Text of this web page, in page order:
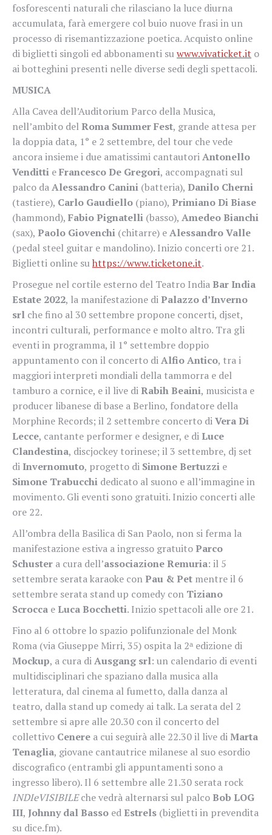
fosforescenti naturali che rilasciano la luce diurna
accumulata, farà emergere col buio nuove frasi in un
processo di risemantizzazione poetica. Acquisto online
di biglietti singoli ed abbonamenti suwww.vivaticket.it o
ai botteghini presenti nelle diverse sedi degli spettacoli.
MUSICA
Alla Cavea dell’Auditorium Parco della Musica,
nell’ambito delRoma Summer Fest, grande attesa per
la doppia data, 1° e 2 settembre, del tour che vede
ancora insieme i due amatissimi cantautoriAntonello
Venditti eFrancescoDe Gregori, accompagnati sul
palco daAlessandro Canini (batteria), Danilo Cherni
(tastiere), Carlo Gaudiello (piano), Primiano Di Biase
(hammond), Fabio Pignatelli (basso), Amedeo Bianchi
(sax), Paolo Giovenchi (chitarre) eAlessandro Valle
(pedal steel guitar e mandolino). Inizio concerti ore 21.
Biglietti online suhttps://www.ticketone.it.
Prosegue nel cortile esterno del Teatro IndiaBar India
Estate 2022, la manifestazione diPalazzo d’Inverno
srl che fino al 30 settembre propone concerti, djset,
incontri culturali, performance e molto altro. Tra gli
eventi in programma, il 1° settembre doppio
appuntamento con il concerto diAlfio Antico, tra i
maggiori interpreti mondiali della tammorra e del
tamburo a cornice, e il live diRabih Beaini, musicista e
producer libanese di base a Berlino, fondatore della
Morphine Records; il 2 settembre concerto diVera Di
Lecce, cantante performer e designer, e diLuce
Clandestina, discjockey torinese; il 3 settembre, dj set
di Invernomuto, progetto di Simone Bertuzzi e
Simone Trabucchi dedicato al suono e all’immagine in
movimento. Gli eventi sono gratuiti. Inizio concerti alle
ore 22.
All’ombra della Basilica di San Paolo, non si ferma la
manifestazione estiva a ingresso gratuitoParco
Schuster a cura dell’associazione Remuria: il 5
settembre serata karaoke conPau & Pet mentre il 6
settembre serata stand up comedy con Tiziano
Scrocca eLuca Bocchetti. Inizio spettacoli alle ore 21.
Fino al 6 ottobre lo spazio polifunzionale del Monk
Roma (via Giuseppe Mirri, 35) ospita la 2ᵃ edizione di
Mockup, a cura diAusgang srl: un calendario di eventi
multidisciplinari che spaziano dalla musica alla
letteratura, dal cinema al fumetto, dalla danza al
teatro, dalla stand up comedy ai talk. La serata del 2
settembre si apre alle 20.30 con il concerto del
collettivo Cenere a cui seguirà alle 22.30 il live diMarta
Tenaglia, giovane cantautrice milanese al suo esordio
discografico (entrambi gli appuntamenti sono a
ingresso libero). Il 6 settembre alle 21.30 serata rock
INDIeVISIBILEche vedrà alternarsi sul palcoBob LOG
III, Johnny dal Basso edEstrels (biglietti in prevendita
su dice.fm).